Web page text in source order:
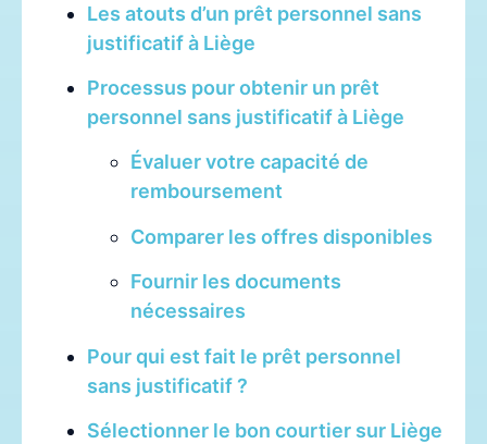
Les atouts d’un prêt personnel sans
justificatif à Liège
Processus pour obtenir un prêt
personnel sans justificatif à Liège
Évaluer votre capacité de
remboursement
Comparer les offres disponibles
Fournir les documents
nécessaires
Pour qui est fait le prêt personnel
sans justificatif ?
Sélectionner le bon courtier sur Liège